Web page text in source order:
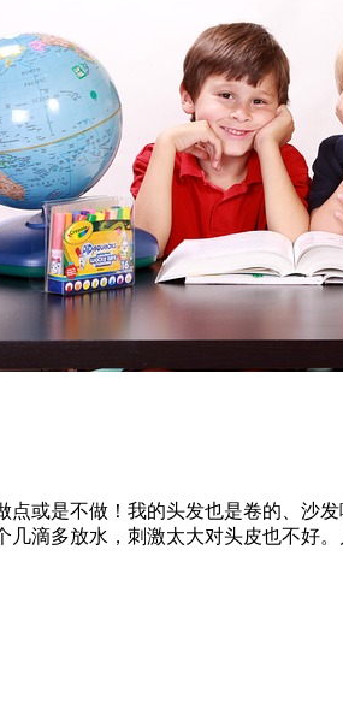
或是不做！我的头发也是卷的、沙
滴多放水，刺激太大对头皮也不好